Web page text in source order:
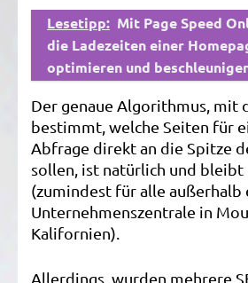
Lesetipp: Mit Page Speed
die Ladezeiten einer
optimieren und
Der genaue Algorithmus, mit
bestimmt, welche Seiten für
Abfrage direkt an die Spitze
sollen, ist natürlich und bleibt
(zumindest für alle
Unternehmenszentrale in
Kalifornien).
Allerdings, wurden mehrere